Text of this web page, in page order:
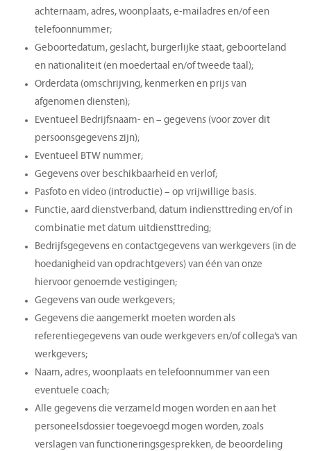
achternaam, adres, woonplaats, e-mailadres en/of een
telefoonnummer;
Geboortedatum, geslacht, burgerlijke staat, geboorteland
en nationaliteit (en moedertaal en/of tweede taal);
Orderdata (omschrijving, kenmerken en prijs van
afgenomen diensten);
Eventueel Bedrijfsnaam- en – gegevens (voor zover dit
persoonsgegevens zijn);
Eventueel BTW nummer;
Gegevens over beschikbaarheid en verlof;
Pasfoto en video (introductie) – op vrijwillige basis.
Functie, aard dienstverband, datum indiensttreding en/of in
combinatie met datum uitdiensttreding;
Bedrijfsgegevens en contactgegevens van werkgevers (in de
hoedanigheid van opdrachtgevers) van één van onze
hiervoor genoemde vestigingen;
Gegevens van oude werkgevers;
Gegevens die aangemerkt moeten worden als
referentiegegevens van oude werkgevers en/of collega’s van
werkgevers;
Naam, adres, woonplaats en telefoonnummer van een
eventuele coach;
Alle gegevens die verzameld mogen worden en aan het
personeelsdossier toegevoegd mogen worden, zoals
verslagen van functioneringsgesprekken, de beoordeling